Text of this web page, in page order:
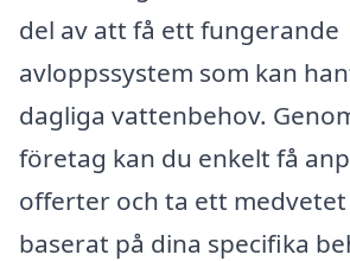
del av att få ett fungerande
avloppssystem som kan
dagliga vattenbehov.
företag kan du enkelt få
offerter och ta ett
baserat på dina specifika